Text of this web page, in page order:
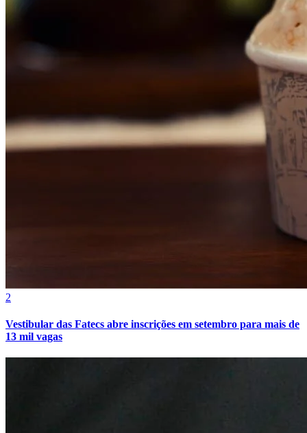
2
Vestibular das Fatecs abre inscrições em setembro para mais de
13 mil vagas